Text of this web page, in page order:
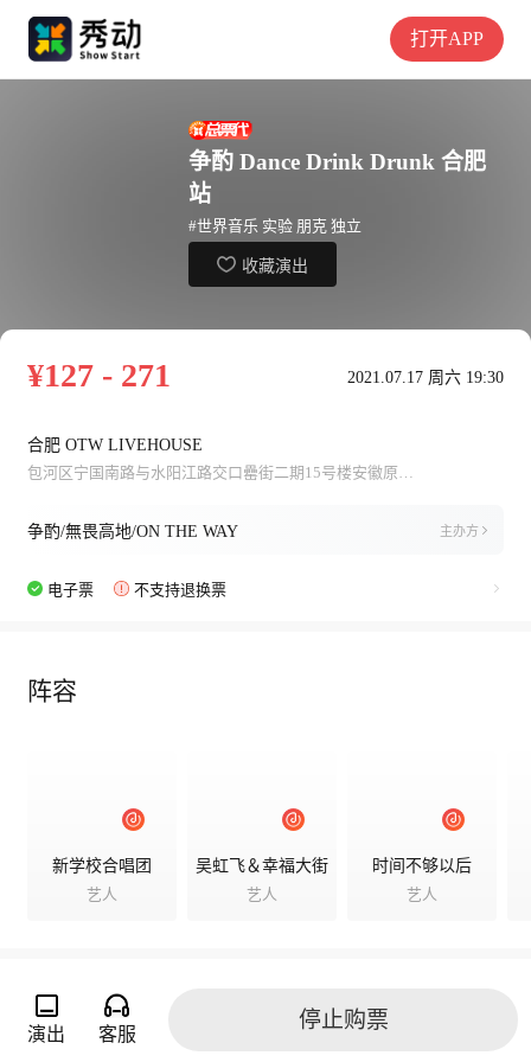
打开APP
争酌 Dance Drink Drunk 合肥
站
#世界音乐 实验 朋克 独立
收藏演出
¥127 - 271 2021.07.17 周六 19:30
合肥 OTW LIVEHOUSE
包河区宁国南路与水阳江路交口罍街二期15号楼安徽原创音乐基地3楼 场地联系电话：13966990079
争酌/無畏高地/ON THE WAY 主办方
电子票 不支持退换票
阵容
新学校合唱团
艺人
吴虹飞＆幸福大街
艺人
时间不够以后
艺人
演出相册
演出 客服
停止购票